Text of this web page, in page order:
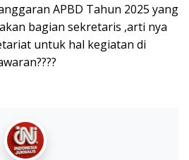
APBD Tahun 2025 yang
bagian sekretaris ,arti nya
untuk hal kegiatan di